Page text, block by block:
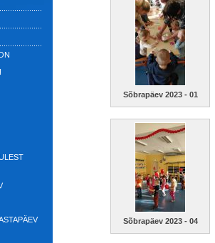
Sõbrapäev 2023 - 01
Sõbrapäev 2023 - 04